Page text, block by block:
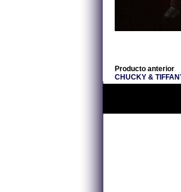
Producto anterior
CHUCKY &